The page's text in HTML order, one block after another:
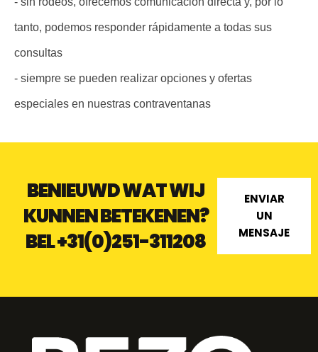
tanto, podemos responder rápidamente a todas sus
consultas
- siempre se pueden realizar opciones y ofertas
especiales en nuestras contraventanas
BENIEUWD WAT WIJ
KUNNEN BETEKENEN?
BEL+31(0)251-311208
ENVIAR
UN
MENSAJE